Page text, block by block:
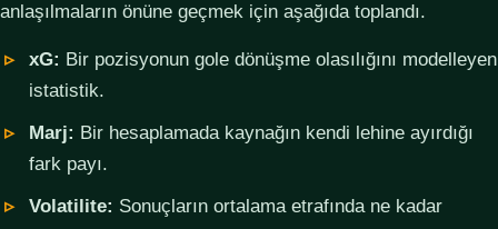
anlaşılmaların önüne geçmek için aşağıda toplandı.
xG: Bir pozisyonun gole dönüşme olasılığını modelleyen
istatistik.
Marj: Bir hesaplamada kaynağın kendi lehine ayırdığı
fark payı.
Volatilite: Sonuçların ortalama etrafında ne kadar